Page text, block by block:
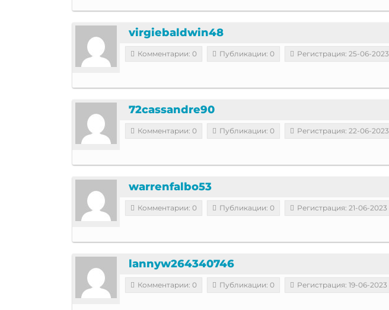
virgiebaldwin48
Комментарии: 0 Публикации: 0 Регистрация: 25-06-2023
72cassandre90
Комментарии: 0 Публикации: 0 Регистрация: 22-06-2023
warrenfalbo53
Комментарии: 0 Публикации: 0 Регистрация: 21-06-2023
lannyw264340746
Комментарии: 0 Публикации: 0 Регистрация: 19-06-2023